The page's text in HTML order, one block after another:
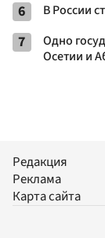
6 В России
7
Одно
Осетии и
Редакция
Реклама
Карта сайта